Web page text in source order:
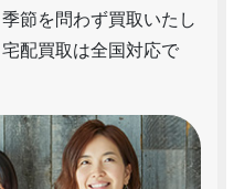
節を問わず買取いたし
配買取は全国対応で